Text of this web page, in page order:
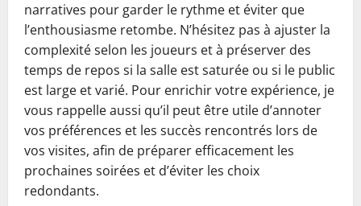
narratives pour garder le rythme et éviter que
l’enthousiasme retombe. N’hésitez pas à ajuster la
complexité selon les joueurs et à préserver des
temps de repos si la salle est saturée ou si le public
est large et varié. Pour enrichir votre expérience, je
vous rappelle aussi qu’il peut être utile d’annoter
vos préférences et les succès rencontrés lors de
vos visites, afin de préparer efficacement les
prochaines soirées et d’éviter les choix
redondants.